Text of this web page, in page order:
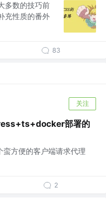
多数的技巧前
充性质的番外
83
关注
部署的
方便的客户端请求代理
2